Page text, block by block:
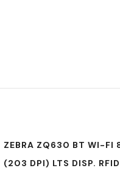
ZEBRA ZQ630 BT WI-FI
(203 DPI) LTS DISP.